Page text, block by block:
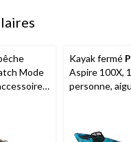
Mode
Kayak fermé
Aspire 100X, 1
personne,